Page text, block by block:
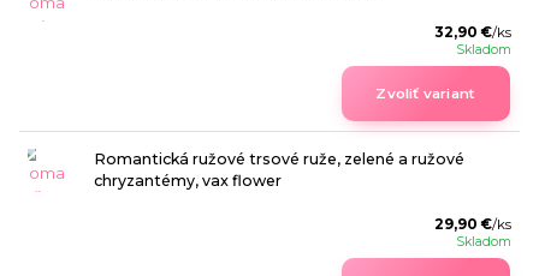
32,90 €/ks
Skladom
Zvoliť variant
Romantická ružové trsové ruže, zelené a ružové
chryzantémy, vax flower
29,90 €/ks
Skladom